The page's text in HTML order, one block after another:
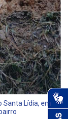
Santa Lídia, em